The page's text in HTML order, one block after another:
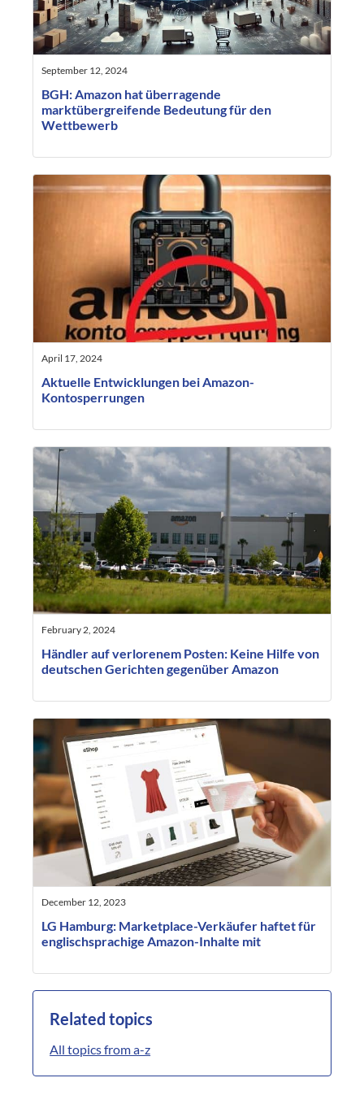
September 12, 2024
BGH: Amazon hat überragende
marktübergreifende Bedeutung für den
Wettbewerb
April 17, 2024
Aktuelle Entwicklungen bei Amazon-
Kontosperrungen
February 2, 2024
Händler auf verlorenem Posten: Keine Hilfe von
deutschen Gerichten gegenüber Amazon
December 12, 2023
LG Hamburg: Marketplace-Verkäufer haftet für
englischsprachige Amazon-Inhalte mit
Related topics
All topics from a-z